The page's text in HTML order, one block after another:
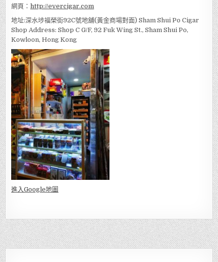
網頁：http://evercigar.com
地址:深水埗福榮街92C號地舖(黃金商場對面) Sham Shui Po Cigar
Shop Address: Shop C G/F, 92 Fuk Wing St., Sham Shui Po,
Kowloon, Hong Kong
進入Google地圖